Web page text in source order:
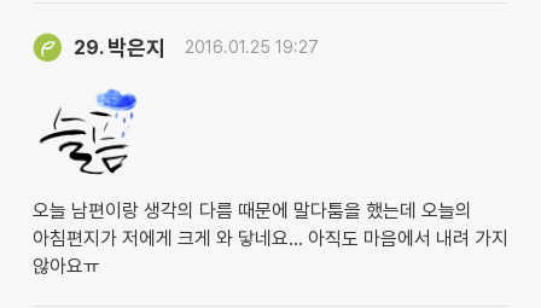
29. 박은지 2016.01.25 19:27
오늘 남편이랑 생각의 다름 때문에 말다툼을 했는데 오늘의
아침편지가 저에게 크게 와 닿네요... 아직도 마음에서 내려 가지
않아요ㅠ